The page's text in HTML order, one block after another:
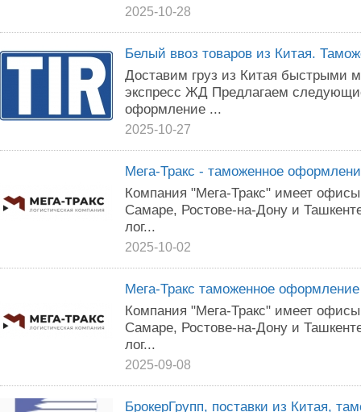
2025-10-28
Белый ввоз товаров из Китая.
Доставим груз из Китая быстрыми
экспресс ЖД Предлагаем
оформление ...
2025-10-27
Мега-Тракс - таможенное
Компания "Мега-Тракс" имеет
Самаре, Ростове-на-Дону и
лог...
2025-10-02
Мега-Тракс таможенное оформление
Компания "Мега-Тракс" имеет
Самаре, Ростове-на-Дону и
лог...
2025-09-08
БрокерГрупп, поставки из Китая,